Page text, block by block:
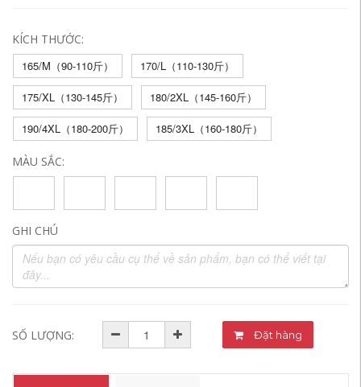
KÍCH THƯỚC:
165/M（90-110斤）
170/L（110-130斤）
175/XL（130-145斤） 180/2XL（145-160斤）
190/4XL（180-200斤） 185/3XL（160-180斤）
MÀU SẮC:
GHI CHÚ
SỐ LƯỢNG: Đặt hàng